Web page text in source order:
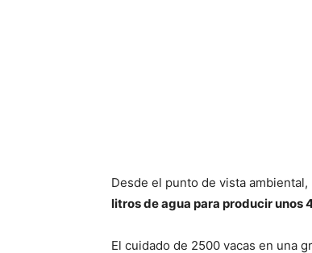
Desde el punto de vista
litros de agua para producir unos
El cuidado de 2500 vacas en una